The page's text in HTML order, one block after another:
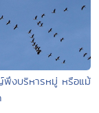
พึงบริหารหมู่ หรือแม้